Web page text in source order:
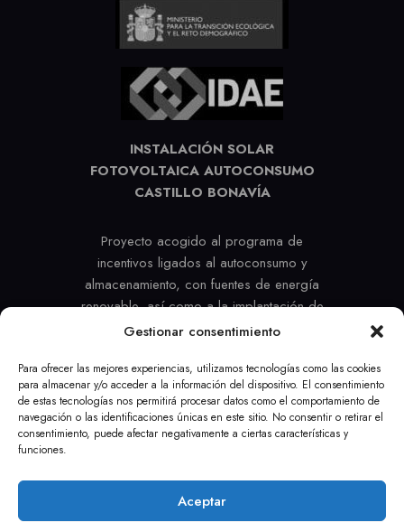
Gestionar consentimiento
Para ofrecer las mejores experiencias, utilizamos tecnologías como las cookies
para almacenar y/o acceder a la información del dispositivo. El consentimiento
de estas tecnologías nos permitirá procesar datos como el comportamiento de
navegación o las identificaciones únicas en este sitio. No consentir o retirar el
consentimiento, puede afectar negativamente a ciertas características y
funciones.
Aceptar
INSTALACIÓN SOLAR
FOTOVOLTAICA AUTOCONSUMO
CASTILLO BONAVÍA
Proyecto acogido al programa de
incentivos ligados al autoconsumo y
almacenamiento, con fuentes de energía
renovable, así como a la implantación de
sistemas térmicos renovables en el sector
Recuperación, Transformación y
Resiliencia, financiado por la Unión
Europea –NextGenerationEU
#PlanDeRecuperación
POLÍTICA DE DEVOLUCIÓN